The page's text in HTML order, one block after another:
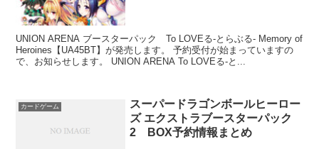
UNION ARENA ブースターパック To LOVEる-とらぶる- Memory of
Heroines【UA45BT】が発売します。 予約受付が始まっていますの
で、お知らせします。 UNION ARENA To LOVEる-と...
カードゲーム
スーパードラゴンボールヒーロー
ズ エクストラブースターパック
2 BOX予約情報まとめ